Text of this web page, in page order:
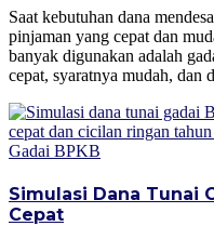
Saat kebutuhan dana
pinjaman yang cepat dan
banyak digunakan adalah
cepat, syaratnya mudah, dan
Gadai BPKB
Simulasi Dana Tunai
Cepat